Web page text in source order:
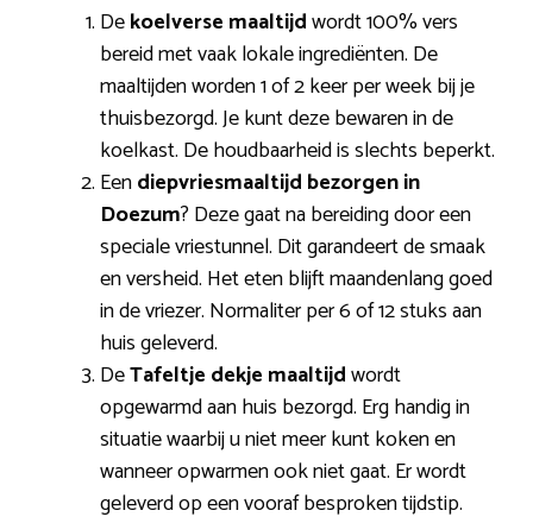
Dekoelverse maaltijdwordt 100% vers
bereid met vaak lokale ingrediënten. De
maaltijden worden 1 of 2 keer per week bij je
thuisbezorgd. Je kunt deze bewaren in de
koelkast. De houdbaarheid is slechts beperkt.
Eendiepvriesmaaltijd bezorgen in
Doezum? Deze gaat na bereiding door een
speciale vriestunnel. Dit garandeert de smaak
en versheid. Het eten blijft maandenlang goed
in de vriezer. Normaliter per 6 of 12 stuks aan
huis geleverd.
DeTafeltje dekje maaltijdwordt
opgewarmd aan huis bezorgd. Erg handig in
situatie waarbij u niet meer kunt koken en
wanneer opwarmen ook niet gaat. Er wordt
geleverd op een vooraf besproken tijdstip.